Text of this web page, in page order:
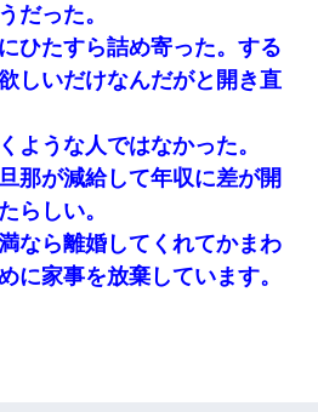
だった。
ひたすら詰め寄った。する
しいだけなんだがと開き直
ような人ではなかった。
那が減給して年収に差が開
らしい。
なら離婚してくれてかまわ
に家事を放棄しています。